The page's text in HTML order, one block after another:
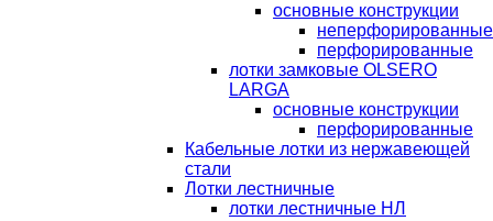
основные конструкции
неперфорированные
перфорированные
лотки замковые OLSERO
LARGA
основные конструкции
перфорированные
Кабельные лотки из нержавеющей
стали
Лотки лестничные
лотки лестничные НЛ